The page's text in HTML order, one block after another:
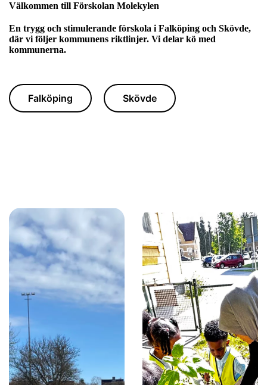
Välkommen till Förskolan Molekylen
En trygg och stimulerande förskola i Falköping och Skövde,
där vi följer kommunens riktlinjer. Vi delar kö med
kommunerna.
Falköping Skövde